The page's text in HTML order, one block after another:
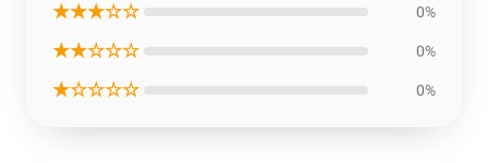
★★★☆☆ 0%
★★☆☆☆ 0%
★☆☆☆☆ 0%